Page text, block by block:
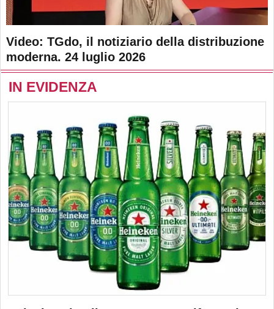
Video: TGdo, il notiziario della distribuzione
moderna. 24 luglio 2026
IN EVIDENZA